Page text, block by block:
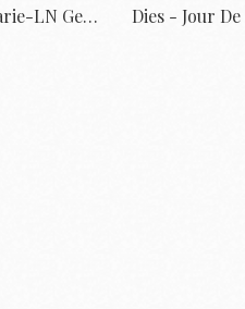
Die - Love - Bohème | Marie-LN Geffray